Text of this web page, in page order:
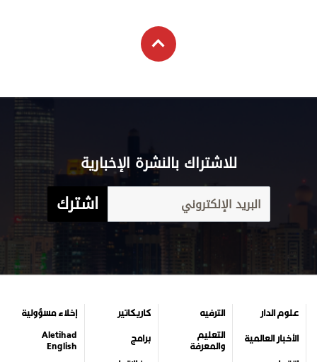
للاشتراك بالنشرة الإخبارية
اشترك
علوم الدار
الأخبار العالمية
الترفيه
التعليم
والمعرفة
كاريكاتير
برامج
إخلاء مسؤولية
Aletihad
English